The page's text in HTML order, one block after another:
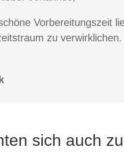
Vorbereitungszeit
zu
sich auch